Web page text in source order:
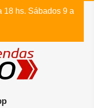
18 hs. Sábados 9 a
el país